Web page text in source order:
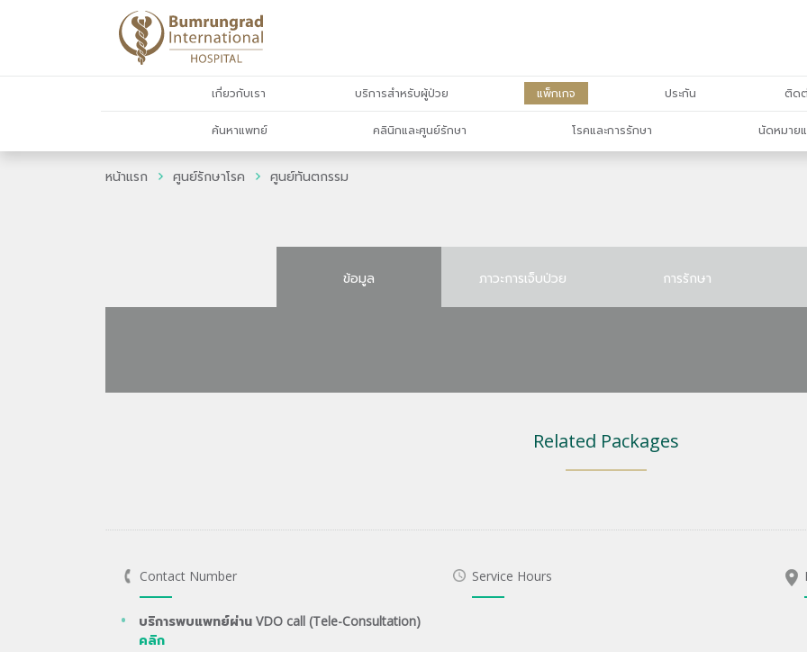
เกี่ยวกับเรา บริการสำหรับผู้ป่วย แพ็กเกจ ประกัน ติดต่
ค้นหาแพทย์ คลินิกและศูนย์รักษา โรคและการรักษา นัดหมาย
หน้าแรก ศูนย์รักษาโรค ศูนย์ทันตกรรม
ข้อมูล ภาวะการเจ็บป่วย การรักษา
Related Packages
Contact Number
บริการพบแพทย์ผ่าน VDO call (Tele-Consultation)
คลิก
Service Hours